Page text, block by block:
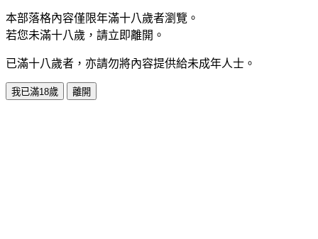
本部落格內容僅限年滿十八歲者瀏覽。
若您未滿十八歲，請立即離開。
已滿十八歲者，亦請勿將內容提供給未成年人士。
我已滿18歲 離開